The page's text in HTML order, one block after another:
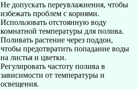
Не допускать переувлажнения, чтобы
избежать проблем с корнями.
Использовать отстоянную воду
комнатной температуры для полива.
Поливать растение через поддон,
чтобы предотвратить попадание воды
на листья и цветки.
Регулировать частоту полива в
зависимости от температуры и
освещения.